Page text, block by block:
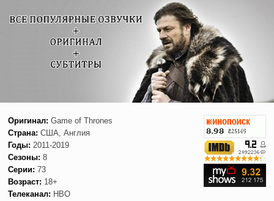
Оригинал: Game of Thrones
Страна: США, Англия
Годы: 2011-2019
Сезоны: 8
Серии: 73
Возраст: 18+
Телеканал: HBO